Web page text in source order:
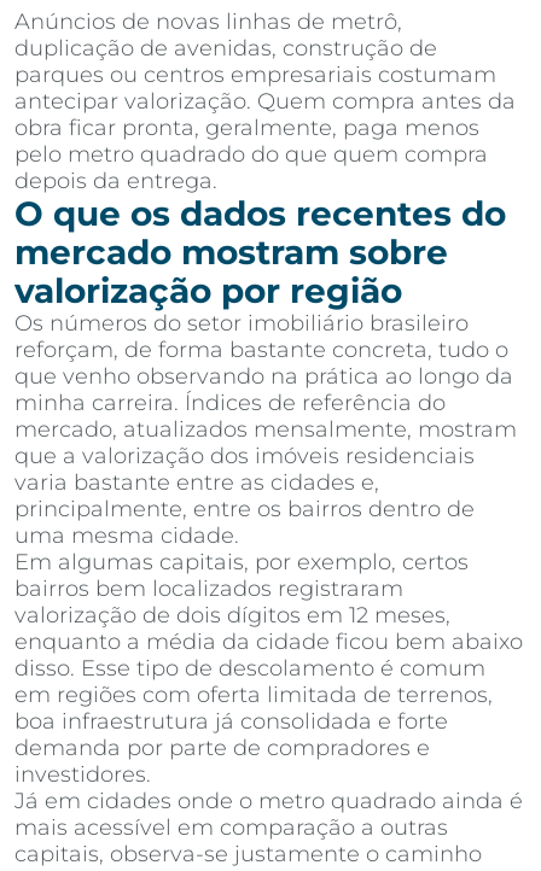
Anúncios de novas linhas de metrô,
duplicação de avenidas, construção de
parques ou centros empresariais costumam
antecipar valorização. Quem compra antes da
obra ficar pronta, geralmente, paga menos
pelo metro quadrado do que quem compra
depois da entrega.
O que os dados recentes do
mercado mostram sobre
valorização por região
Os números do setor imobiliário brasileiro
reforçam, de forma bastante concreta, tudo o
que venho observando na prática ao longo da
minha carreira. Índices de referência do
mercado, atualizados mensalmente, mostram
que a valorização dos imóveis residenciais
varia bastante entre as cidades e,
principalmente, entre os bairros dentro de
uma mesma cidade.
Em algumas capitais, por exemplo, certos
bairros bem localizados registraram
valorização de dois dígitos em 12 meses,
enquanto a média da cidade ficou bem abaixo
disso. Esse tipo de descolamento é comum
em regiões com oferta limitada de terrenos,
boa infraestrutura já consolidada e forte
demanda por parte de compradores e
investidores.
Já em cidades onde o metro quadrado ainda é
mais acessível em comparação a outras
capitais, observa-se justamente o caminho